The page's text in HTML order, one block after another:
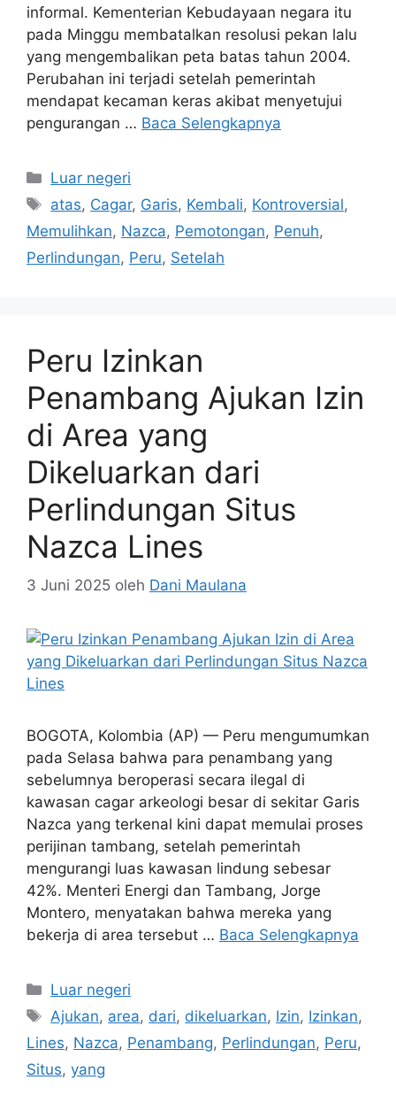
informal. Kementerian Kebudayaan negara itu
pada Minggu membatalkan resolusi pekan lalu
yang mengembalikan peta batas tahun 2004.
Perubahan ini terjadi setelah pemerintah
mendapat kecaman keras akibat menyetujui
pengurangan … Baca Selengkapnya
Kategori
Luar negeri
Tag
atas, Cagar, Garis, Kembali, Kontroversial,
Memulihkan, Nazca, Pemotongan, Penuh,
Perlindungan, Peru, Setelah
Peru Izinkan
Penambang Ajukan Izin
di Area yang
Dikeluarkan dari
Perlindungan Situs
Nazca Lines
3 Juni 2025 oleh Dani Maulana
BOGOTA, Kolombia (AP) — Peru mengumumkan
pada Selasa bahwa para penambang yang
sebelumnya beroperasi secara ilegal di
kawasan cagar arkeologi besar di sekitar Garis
Nazca yang terkenal kini dapat memulai proses
perijinan tambang, setelah pemerintah
mengurangi luas kawasan lindung sebesar
42%. Menteri Energi dan Tambang, Jorge
Montero, menyatakan bahwa mereka yang
bekerja di area tersebut … Baca Selengkapnya
Kategori
Luar negeri
Tag
Ajukan, area, dari, dikeluarkan, Izin, Izinkan,
Lines, Nazca, Penambang, Perlindungan, Peru,
Situs, yang